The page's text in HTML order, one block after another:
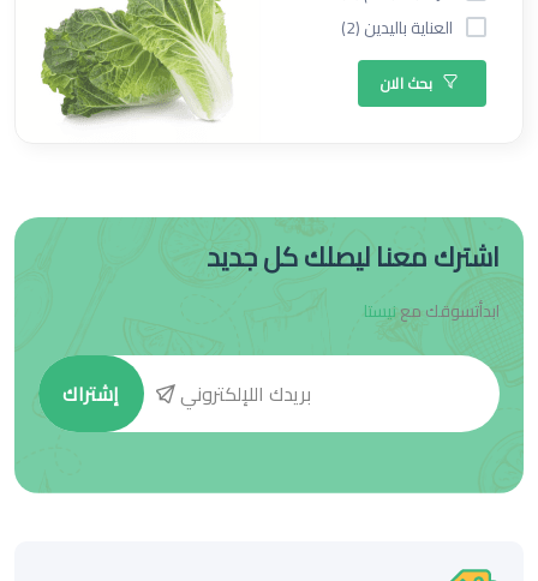
العناية باليدين (2)
بحث الان
اشترك معنا ليصلك كل جديد
ابدأتسوقك معنيستا
إشتراك